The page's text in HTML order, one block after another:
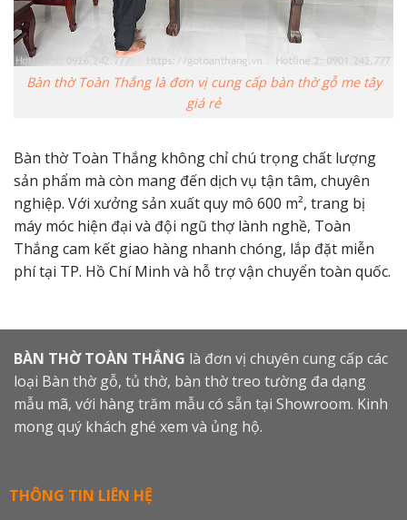
Bàn thờ Toàn Thắng là đơn vị cung cấp bàn thờ gỗ me tây
giá rẻ
Bàn thờ Toàn Thắng không chỉ chú trọng chất lượng
sản phẩm mà còn mang đến dịch vụ tận tâm, chuyên
nghiệp. Với xưởng sản xuất quy mô 600 m², trang bị
máy móc hiện đại và đội ngũ thợ lành nghề, Toàn
Thắng cam kết giao hàng nhanh chóng, lắp đặt miễn
phí tại TP. Hồ Chí Minh và hỗ trợ vận chuyển toàn quốc.
BÀN THỜ TOÀN THẮNG là đơn vị chuyên cung cấp các
loại Bàn thờ gỗ, tủ thờ, bàn thờ treo tường đa dạng
mẫu mã, với hàng trăm mẫu có sẵn tại Showroom. Kinh
mong quý khách ghé xem và ủng hộ.
THÔNG TIN LIÊN HỆ